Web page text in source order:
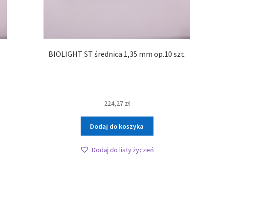
BIOLIGHT ST średnica 1,35 mm op.10 szt.
224,27 zł
Dodaj do koszyka
Dodaj do listy życzeń